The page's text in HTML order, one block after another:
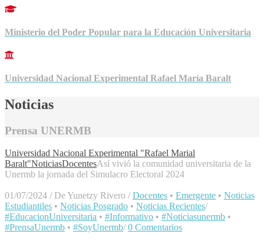
Ministerio del Poder Popular para la Educación Universitaria
Universidad Nacional Experimental Rafael María Baralt
Noticias
Prensa UNERMB
Universidad Nacional Experimental "Rafael Marial
Baralt"NoticiasDocentesAsí vivió la comunidad universitaria de la
Unermb la jornada del Simulacro Electoral 2024
01/07/2024 / De Yunetzy Rivero / Docentes • Emergente • Noticias
Estudiantiles • Noticias Posgrado • Noticias Recientes/
#EducacionUniversitaria • #Informativo • #Noticiasunermb •
#PrensaUnermb • #SoyUnermb/ 0 Comentarios